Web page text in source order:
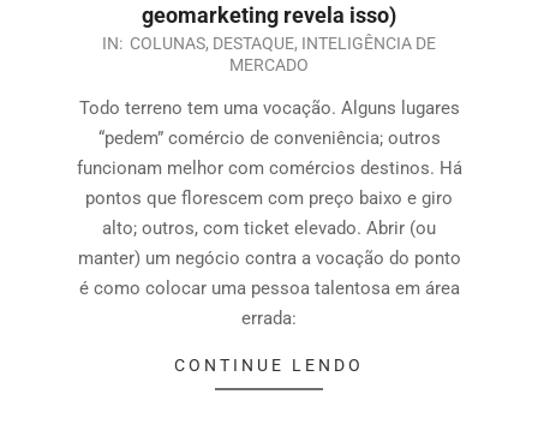
geomarketing revela isso)
IN: COLUNAS, DESTAQUE, INTELIGÊNCIA DE
MERCADO
Todo terreno tem uma vocação. Alguns lugares
“pedem” comércio de conveniência; outros
funcionam melhor com comércios destinos. Há
pontos que florescem com preço baixo e giro
alto; outros, com ticket elevado. Abrir (ou
manter) um negócio contra a vocação do ponto
é como colocar uma pessoa talentosa em área
errada:
CONTINUE LENDO